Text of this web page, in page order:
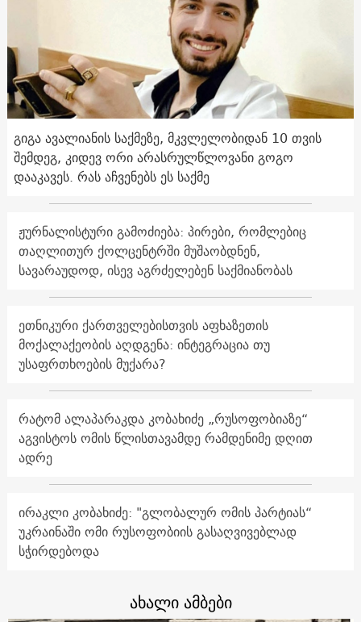
გიგა ავალიანის საქმეზე, მკვლელობიდან 10 თვის
შემდეგ, კიდევ ორი არასრულწლოვანი გოგო
დააკავეს. რას აჩვენებს ეს საქმე
ჟურნალისტური გამოძიება: პირები, რომლებიც
თაღლითურ ქოლცენტრში მუშაობდნენ,
სავარაუდოდ, ისევ აგრძელებენ საქმიანობას
ეთნიკური ქართველებისთვის აფხაზეთის
მოქალაქეობის აღდგენა: ინტეგრაცია თუ
უსაფრთხოების მუქარა?
რატომ ალაპარაკდა კობახიძე „რუსოფობიაზე“
აგვისტოს ომის წლისთავამდე რამდენიმე დღით
ადრე
ირაკლი კობახიძე: "გლობალურ ომის პარტიას“
უკრაინაში ომი რუსოფობიის გასაღვივებლად
სჭირდებოდა
ახალი ამბები